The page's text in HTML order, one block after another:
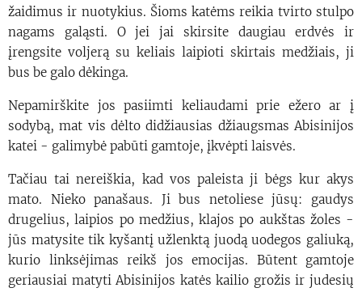
žaidimus ir nuotykius. Šioms katėms reikia tvirto stulpo
nagams galąsti. O jei jai skirsite daugiau erdvės ir
įrengsite voljerą su keliais laipioti skirtais medžiais, ji
bus be galo dėkinga.
Nepamirškite jos pasiimti keliaudami prie ežero ar į
sodybą, mat vis dėlto didžiausias džiaugsmas Abisinijos
katei - galimybė pabūti gamtoje, įkvėpti laisvės.
Tačiau tai nereiškia, kad vos paleista ji bėgs kur akys
mato. Nieko panašaus. Ji bus netoliese jūsų: gaudys
drugelius, laipios po medžius, klajos po aukštas žoles -
jūs matysite tik kyšantį užlenktą juodą uodegos galiuką,
kurio linksėjimas reikš jos emocijas. Būtent gamtoje
geriausiai matyti Abisinijos katės kailio grožis ir judesių